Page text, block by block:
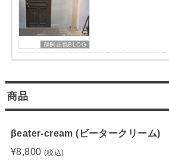
鵜飼正也BLOG
商品
βeater-cream (ビータークリーム)
¥8,800 (税込)